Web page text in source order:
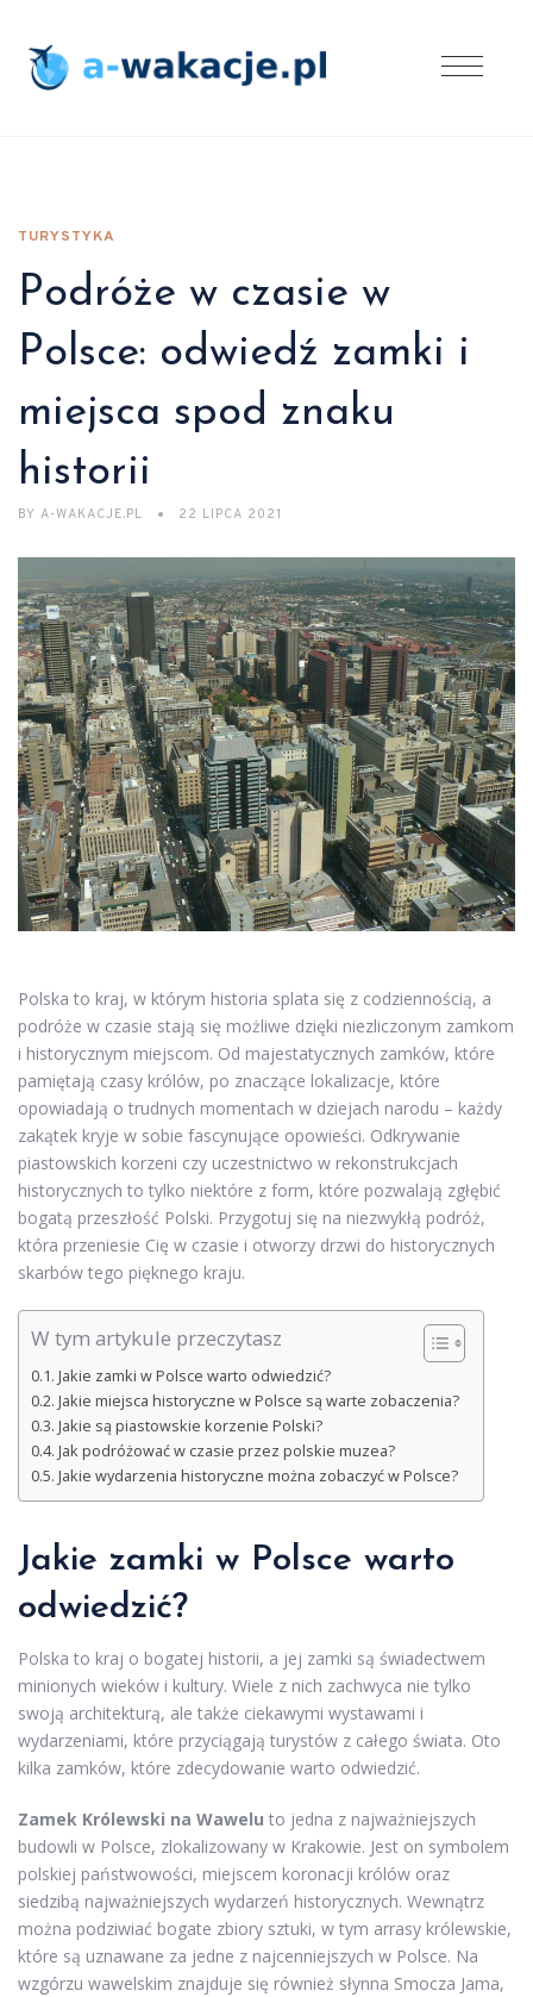
TURYSTYKA
Podróże w czasie w
Polsce: odwiedź zamki i
miejsca spod znaku
historii
BY A-WAKACJE.PL 22 LIPCA 2021
Polska to kraj, w którym historia splata się z codziennością, a
podróże w czasie stają się możliwe dzięki niezliczonym zamkom
i historycznym miejscom. Od majestatycznych zamków, które
pamiętają czasy królów, po znaczące lokalizacje, które
opowiadają o trudnych momentach w dziejach narodu – każdy
zakątek kryje w sobie fascynujące opowieści. Odkrywanie
piastowskich korzeni czy uczestnictwo w rekonstrukcjach
historycznych to tylko niektóre z form, które pozwalają zgłębić
bogatą przeszłość Polski. Przygotuj się na niezwykłą podróż,
która przeniesie Cię w czasie i otworzy drzwi do historycznych
skarbów tego pięknego kraju.
W tym artykule przeczytasz
Jakie zamki w Polsce warto odwiedzić?
Jakie miejsca historyczne w Polsce są warte zobaczenia?
Jakie są piastowskie korzenie Polski?
Jak podróżować w czasie przez polskie muzea?
Jakie wydarzenia historyczne można zobaczyć w Polsce?
Jakie zamki w Polsce warto
odwiedzić?
Polska to kraj o bogatej historii, a jej zamki są świadectwem
minionych wieków i kultury. Wiele z nich zachwyca nie tylko
swoją architekturą, ale także ciekawymi wystawami i
wydarzeniami, które przyciągają turystów z całego świata. Oto
kilka zamków, które zdecydowanie warto odwiedzić.
Zamek Królewski na Wawelu to jedna z najważniejszych
budowli w Polsce, zlokalizowany w Krakowie. Jest on symbolem
polskiej państwowości, miejscem koronacji królów oraz
siedzibą najważniejszych wydarzeń historycznych. Wewnątrz
można podziwiać bogate zbiory sztuki, w tym arrasy królewskie,
które są uznawane za jedne z najcenniejszych w Polsce. Na
wzgórzu wawelskim znajduje się również słynna Smocza Jama,